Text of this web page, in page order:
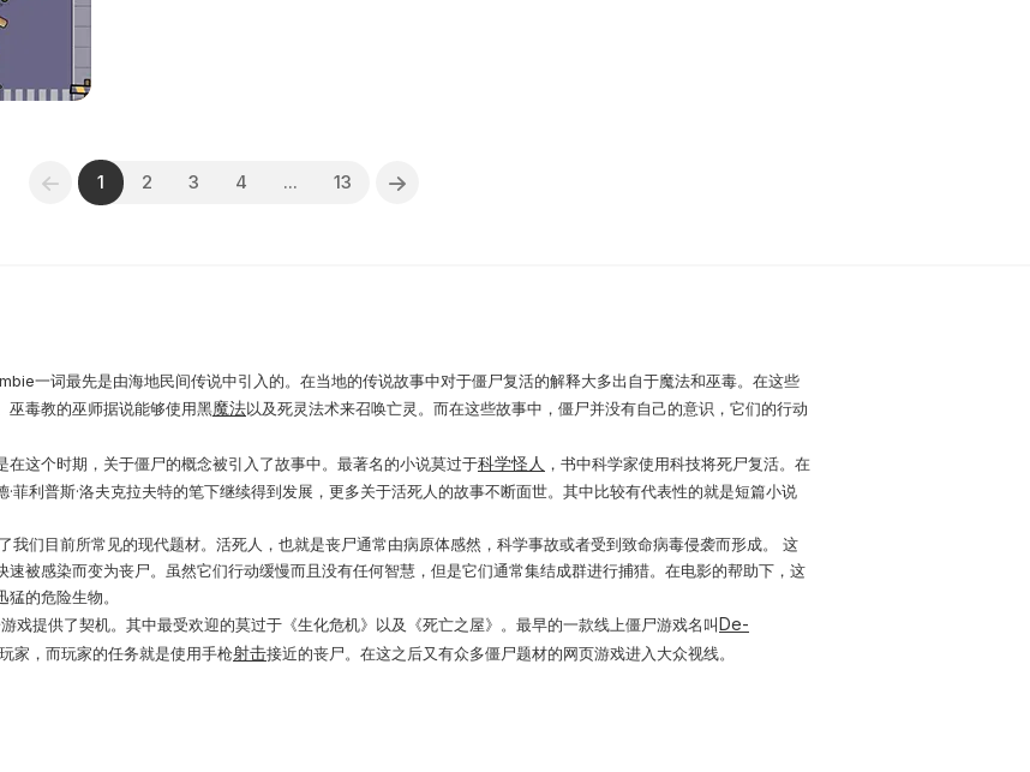
1 2 3 4 ... 13
一词最先是由海地民间传说中引入的。在当地的传说故事中对于僵尸复活的解释大多出自于魔法和巫毒。在这些
巫毒教的巫师据说能够使用黑魔法以及死灵法术来召唤亡灵。而在这些故事中，僵尸并没有自己的意识，它们的行动
这个时期，关于僵尸的概念被引入了故事中。最著名的小说莫过于科学怪人 ，书中科学家使用科技将死尸复活。在
菲利普斯·洛夫克拉夫特的笔下继续得到发展，更多关于活死人的故事不断面世。其中比较有代表性的就是短篇小说
我们目前所常见的现代题材。活死人，也就是丧尸通常由病原体感然，科学事故或者受到致命病毒侵袭而形成。 这
被感染而变为丧尸。虽然它们行动缓慢而且没有任何智慧，但是它们通常集结成群进行捕猎。在电影的帮助下，这
的危险生物。
戏提供了契机。其中最受欢迎的莫过于《生化危机》以及《死亡之屋》。最早的一款线上僵尸游戏名叫De-
家，而玩家的任务就是使用手枪射击接近的丧尸。在这之后又有众多僵尸题材的网页游戏进入大众视线。